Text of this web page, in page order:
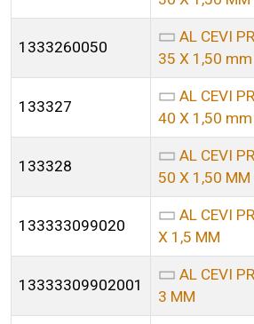
1333260050
AL CEVI
35 X 1,50 mm
133327
AL CEVI
40 X 1,50 mm
133328
AL CEVI
50 X 1,50 MM
133333099020
AL CEVI
X 1,5 MM
13333309902001
AL CEVI
3 MM